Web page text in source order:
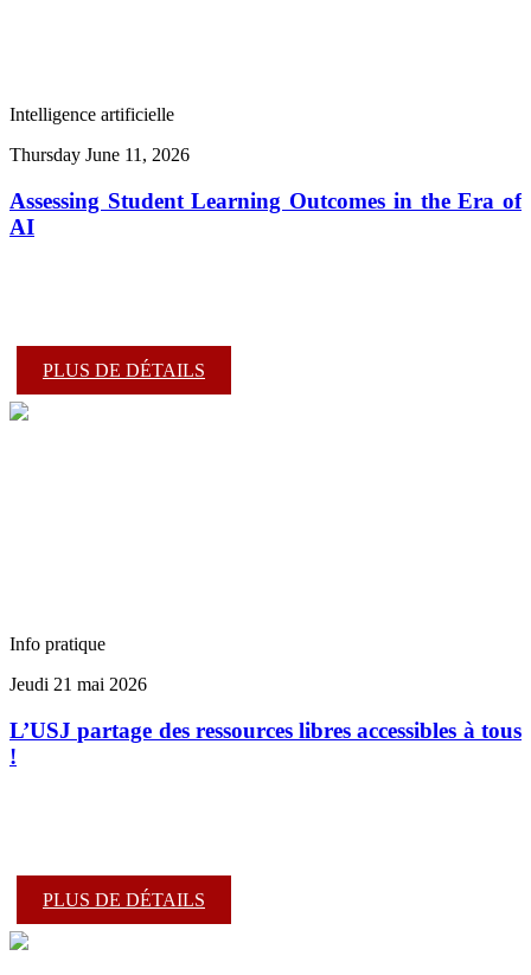
Intelligence artificielle
Thursday June 11, 2026
Assessing Student Learning Outcomes in the Era of
AI
PLUS DE DÉTAILS
Info pratique
Jeudi 21 mai 2026
L’USJ partage des ressources libres accessibles à tous
!
PLUS DE DÉTAILS